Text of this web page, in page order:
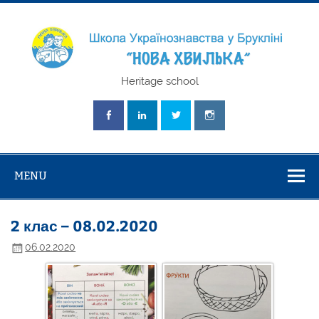
Skip
"Нова
Heritage school
MENU
2 клас – 08.02.2020
06.02.2020